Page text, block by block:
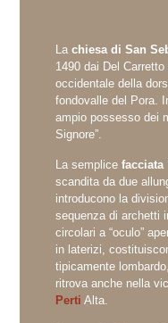
La chiesa di San
1490 dai Del
occidentale della
fondovalle del Pora.
ampio possesso dei
Signore”.
La semplice facciata
scandita da due
introducono la
sequenza di archetti
circolari a “oculo”
in laterizi,
tipicamente
ritrova anche nella
Perti Alta.